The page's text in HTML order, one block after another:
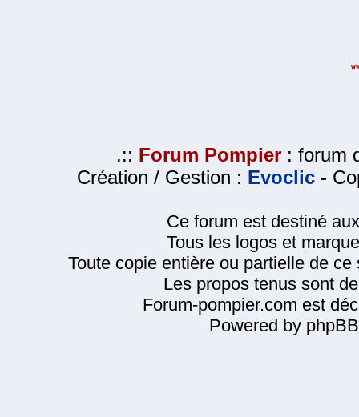
.:: Forum Pompier : forum
Création / Gestion : Evoclic -
Ce forum est destiné
Tous les logos et
Toute copie entière ou partielle de
Les propos tenus sont
Forum-pompier.com est
Powered by